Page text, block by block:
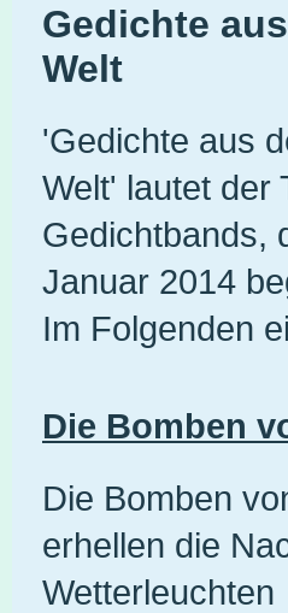
Gedichte
Welt
'Gedichte aus
Welt' lautet der
Gedichtbands,
Januar 2014
Im Folgenden
Die Bomben
Die Bomben
erhellen die
Wetterleuchten